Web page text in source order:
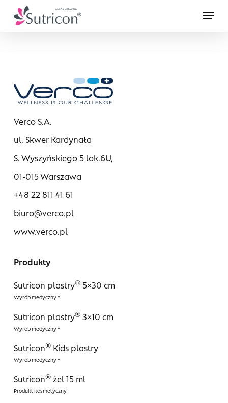
content
Menu
Verco S.A.
ul. Skwer Kardynała
S. Wyszyńskiego 5 lok.6U,
01-015 Warszawa
+48 22 811 41 61
biuro@verco.pl
www.verco.pl
Produkty
Sutricon plastry®5×30 cm
Sutricon plastry®3×10 cm
Sutricon®Kids plastry
Sutricon®żel 15 ml